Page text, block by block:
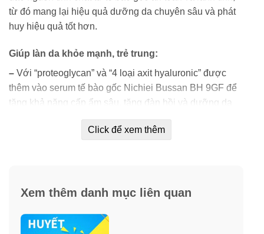
từ đó mang lại hiệu quả dưỡng da chuyên sâu và phát
huy hiệu quả tốt hơn.
Giúp làn da khỏe mạnh, trẻ trung:
– Với “proteoglycan” và “4 loại axit hyaluronic” được
thêm vào serum tế bào gốc Nichiei Bussan BH 9GF để
tăng khả năng cấp ẩm sâu, tăng đàn hồi và dưỡng da
trẻ trung, căng đầy.
Click để xem thêm
Xem thêm danh mục liên quan